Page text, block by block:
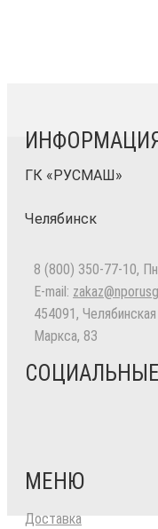
ИНФОРМАЦИЯ
ГК «РУСМАШ»
Челябинск
8 (800) 350-77-10,
E-mail:
454091 ,
Маркса, 83
МЕНЮ
Доставка